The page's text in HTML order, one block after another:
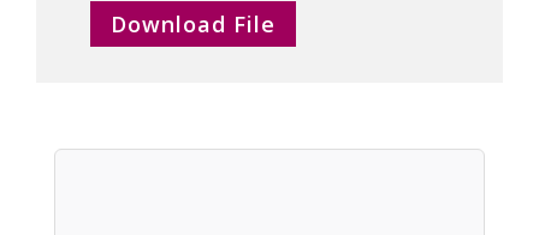
Download File